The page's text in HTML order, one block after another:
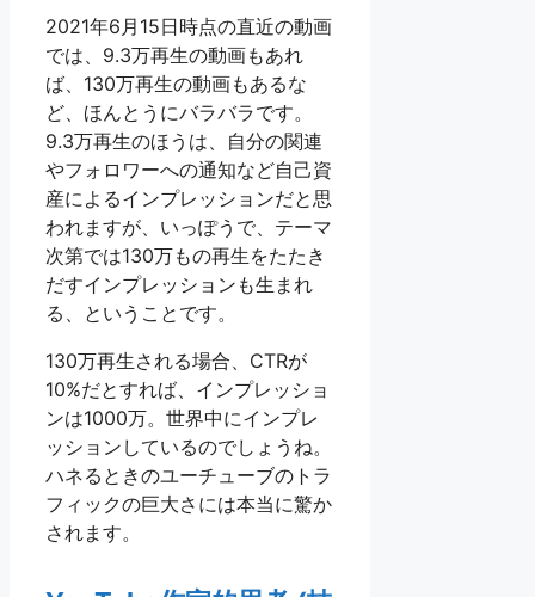
2021年6月15日時点の直近の動画
では、9.3万再生の動画もあれ
ば、130万再生の動画もあるな
ど、ほんとうにバラバラです。
9.3万再生のほうは、自分の関連
やフォロワーへの通知など自己資
産によるインプレッションだと思
われますが、いっぽうで、テーマ
次第では130万もの再生をたたき
だすインプレッションも生まれ
る、ということです。
130万再生される場合、CTRが
10%だとすれば、インプレッショ
ンは1000万。世界中にインプレ
ッションしているのでしょうね。
ハネるときのユーチューブのトラ
フィックの巨大さには本当に驚か
されます。